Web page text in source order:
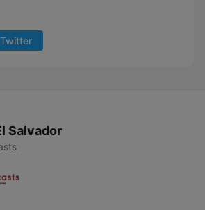
Twitter
Salvador